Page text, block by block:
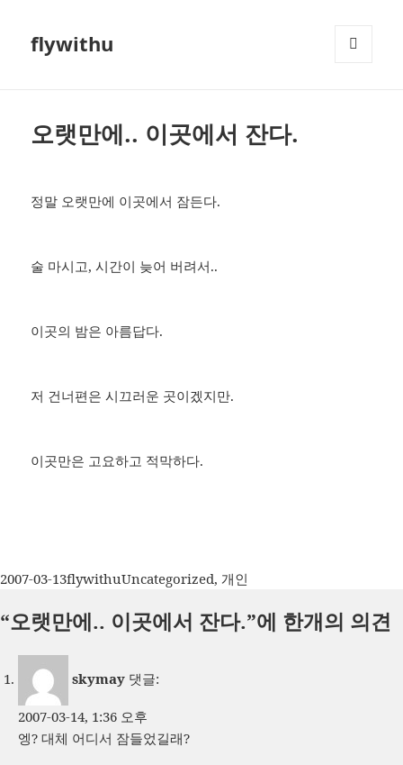
flywithu
오랫만에.. 이곳에서 잔다.
정말 오랫만에 이곳에서 잠든다.
술 마시고, 시간이 늦어 버려서..
이곳의 밤은 아름답다.
저 건너편은 시끄러운 곳이겠지만.
이곳만은 고요하고 적막하다.
작
일
2007-03-13글
이
flywithu카
고
Uncategorized, 개인
“오랫만에.. 이곳에서 잔다.”에 한개의 의견
skymay 댓글:
2007-03-14, 1:36 오후
엥? 대체 어디서 잠들었길래?